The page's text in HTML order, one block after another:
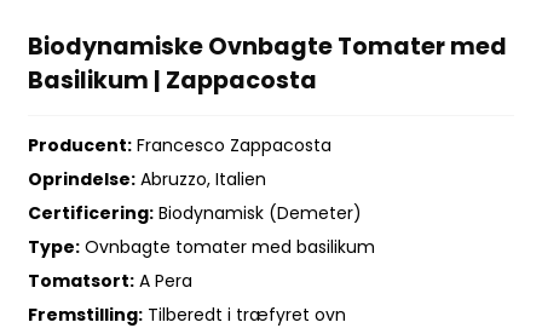
Biodynamiske Ovnbagte Tomater med
Basilikum | Zappacosta
Producent: Francesco Zappacosta
Oprindelse: Abruzzo, Italien
Certificering: Biodynamisk (Demeter)
Type: Ovnbagte tomater med basilikum
Tomatsort: A Pera
Fremstilling: Tilberedt i træfyret ovn